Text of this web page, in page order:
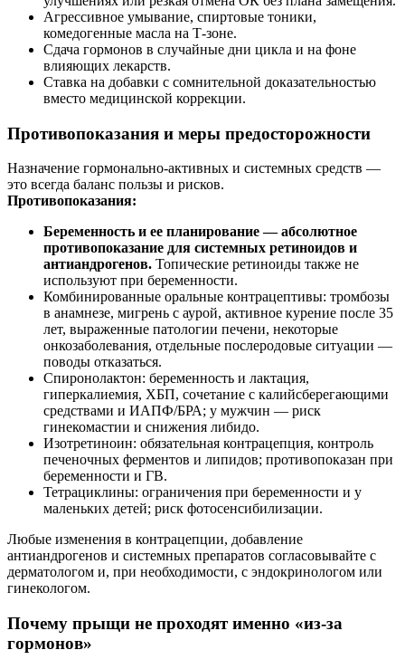
Агрессивное умывание, спиртовые тоники,
комедогенные масла на Т‑зоне.
Сдача гормонов в случайные дни цикла и на фоне
влияющих лекарств.
Ставка на добавки с сомнительной доказательностью
вместо медицинской коррекции.
Противопоказания и меры предосторожности
Назначение гормонально-активных и системных средств —
это всегда баланс пользы и рисков.
Противопоказания:
Беременность и ее планирование — абсолютное
противопоказание для системных ретиноидов и
антиандрогенов. Топические ретиноиды также не
используют при беременности.
Комбинированные оральные контрацептивы: тромбозы
в анамнезе, мигрень с аурой, активное курение после 35
лет, выраженные патологии печени, некоторые
онкозаболевания, отдельные послеродовые ситуации —
поводы отказаться.
Спиронолактон: беременность и лактация,
гиперкалиемия, ХБП, сочетание с калийсберегающими
средствами и ИАПФ/БРА; у мужчин — риск
гинекомастии и снижения либидо.
Изотретиноин: обязательная контрацепция, контроль
печеночных ферментов и липидов; противопоказан при
беременности и ГВ.
Тетрациклины: ограничения при беременности и у
маленьких детей; риск фотосенсибилизации.
Любые изменения в контрацепции, добавление
антиандрогенов и системных препаратов согласовывайте с
дерматологом и, при необходимости, с эндокринологом или
гинекологом.
Почему прыщи не проходят именно «из-за
гормонов»